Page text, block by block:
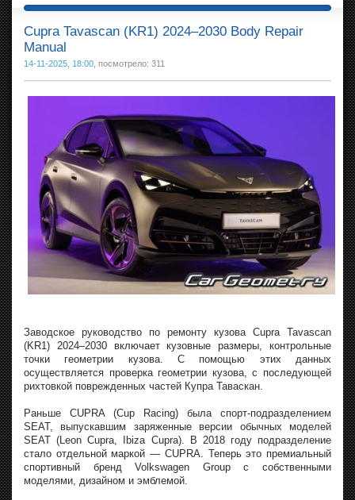
Cupra Tavascan (KR1) 2024–2030 Body Repair
Manual
14-11-2025, 18:00 , посмотрело: 311
Заводское руководство по ремонту кузова Cupra Tavascan
(KR1) 2024–2030 включает кузовные размеры, контрольные
точки геометрии кузова. С помощью этих данных
осуществляется проверка геометрии кузова, с последующей
рихтовкой поврежденных частей Купра Таваскан.
Раньше CUPRA (Cup Racing) была спорт-подразделением
SEAT, выпускавшим заряженные версии обычных моделей
SEAT (Leon Cupra, Ibiza Cupra). В 2018 году подразделение
стало отдельной маркой — CUPRA. Теперь это премиальный
спортивный бренд Volkswagen Group с собственными
моделями, дизайном и эмблемой.